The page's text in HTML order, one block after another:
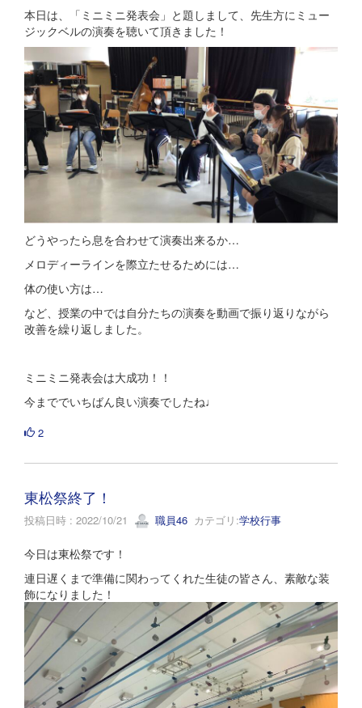
本日は、「ミニミニ発表会」と題しまして、先生方にミュー
ジックベルの演奏を聴いて頂きました！
どうやったら息を合わせて演奏出来るか…
メロディーラインを際立たせるためには…
体の使い方は…
など、授業の中では自分たちの演奏を動画で振り返りながら
改善を繰り返しました。
ミニミニ発表会は大成功！！
今まででいちばん良い演奏でしたね♩
2
東松祭終了！
投稿日時 : 2022/10/21 職員46 カテゴリ:学校行事
今日は東松祭です！
連日遅くまで準備に関わってくれた生徒の皆さん、素敵な装
飾になりました！